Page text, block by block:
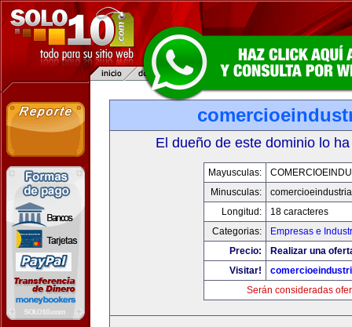
El dueño de este dominio lo
Mayusculas:
Minusculas:
Longitud:
18 caracteres
Categorias:
Empresas e
Precio:
Realizar una
Visitar!
Serán consideradas